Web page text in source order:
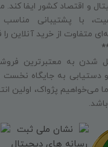
و اقتصاد کشور ایفا کند.
با پشتیبانی
متفاوت از خرید آنلاین را
شدن به معتبرترین
دستیابی به جایگاه نخست
می‌خواهیم پژواک، اولین